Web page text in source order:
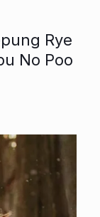
Rye
No Poo